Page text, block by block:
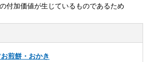
付加価値が生じているものであるため
お煎餅・おかき